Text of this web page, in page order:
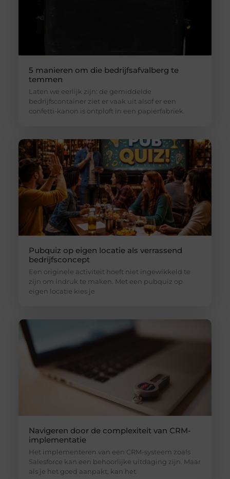
5 manieren om die bedrijfsafvalberg te
temmen
Laten we eerlijk zijn: de gemiddelde
bedrijfscontainer ziet er vaak uit alsof er een
confetti-kanon is ontploft in een papierfabriek.
Pubquiz op eigen locatie als verrassend
bedrijfsconcept
Een originele activiteit hoeft niet ingewikkeld te
zijn om indruk te maken. Met een pubquiz op
eigen locatie kies je
Navigeren door de complexiteit van CRM-
implementatie
Het implementeren van een CRM-systeem zoals
Salesforce kan een behoorlijke uitdaging zijn. Maar
als je het goed aanpakt, kan het